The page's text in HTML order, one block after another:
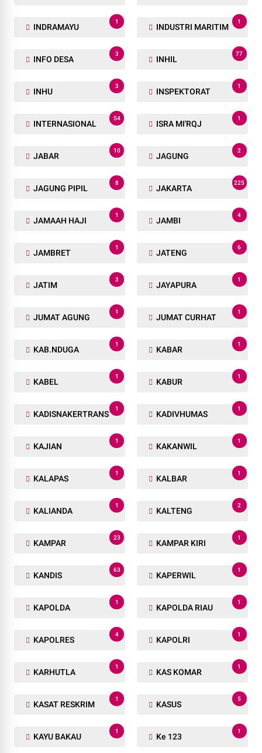
INDRAMAYU
1
INDUSTRI MARITIM
1
INFO DESA
3
INHIL
77
INHU
3
INSPEKTORAT
1
INTERNASIONAL
54
ISRA MI'RQJ
1
JABAR
10
JAGUNG
2
JAGUNG PIPIL
8
JAKARTA
225
JAMAAH HAJI
1
JAMBI
4
JAMBRET
1
JATENG
6
JATIM
3
JAYAPURA
1
JUMAT AGUNG
1
JUMAT CURHAT
1
KAB.NDUGA
1
KABAR
1
KABEL
1
KABUR
1
KADISNAKERTRANS
1
KADIVHUMAS
1
KAJIAN
1
KAKANWIL
1
KALAPAS
1
KALBAR
1
KALIANDA
1
KALTENG
2
KAMPAR
23
KAMPAR KIRI
1
KANDIS
63
KAPERWIL
1
KAPOLDA
1
KAPOLDA RIAU
1
KAPOLRES
4
KAPOLRI
1
KARHUTLA
1
KAS KOMAR
1
KASAT RESKRIM
1
KASUS
5
KAYU BAKAU
1
Ke 123
1